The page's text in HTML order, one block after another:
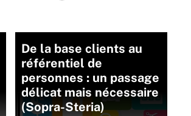
De la base clients au
référentiel de
personnes : un passage
délicat mais nécessaire
(Sopra-Steria)